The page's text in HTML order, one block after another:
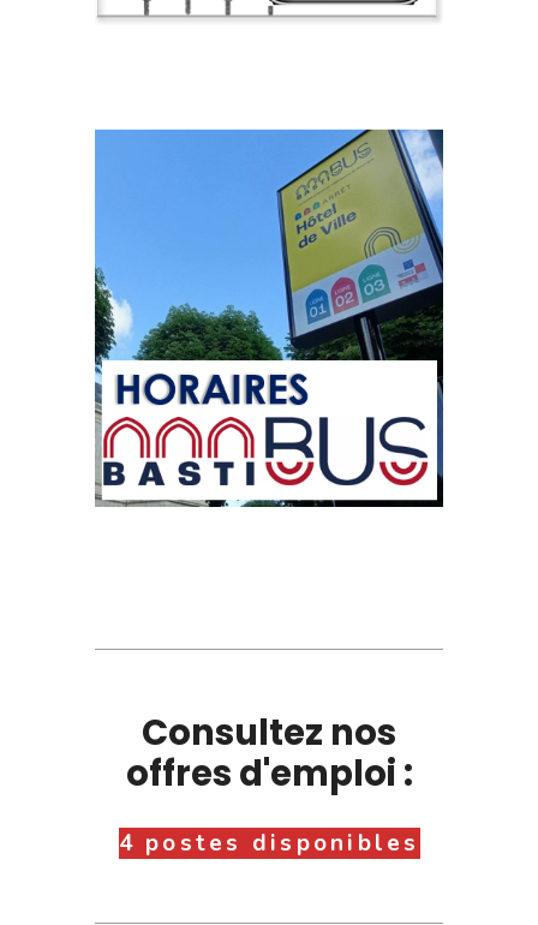
Consultez nos
offres d'emploi :
4 postes disponibles